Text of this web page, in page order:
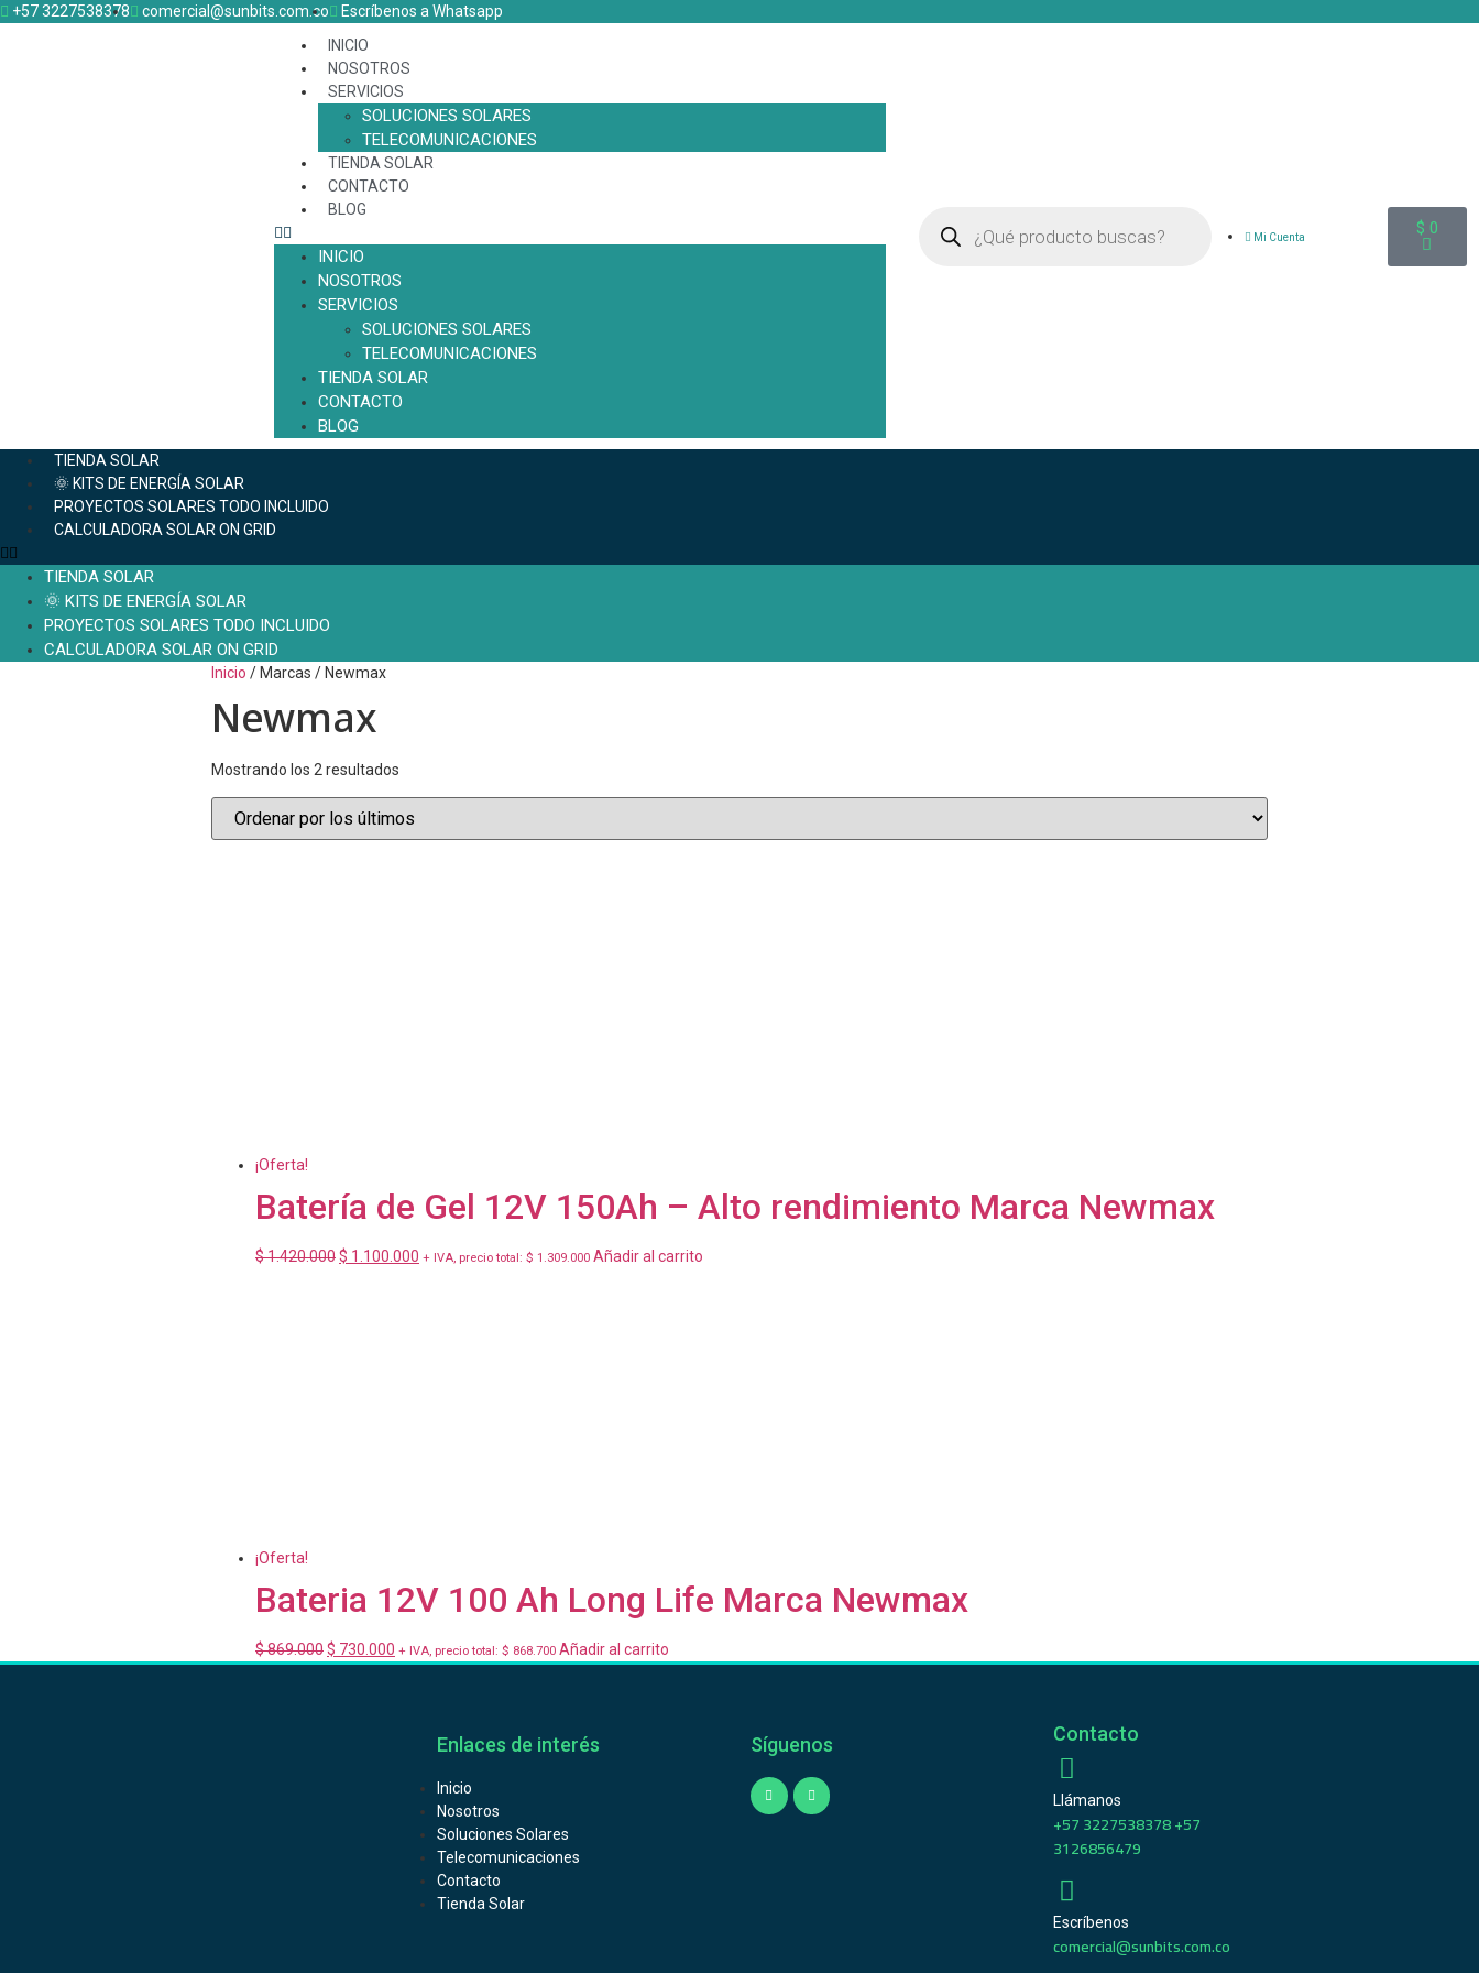
+57 3227538378 comercial@sunbits.com.co
Escríbenos a Whatsapp
INICIO
NOSOTROS
SERVICIOS
SOLUCIONES SOLARES
TELECOMUNICACIONES
TIENDA SOLAR
CONTACTO
BLOG
INICIO
NOSOTROS
SERVICIOS
SOLUCIONES SOLARES
TELECOMUNICACIONES
TIENDA SOLAR
CONTACTO
BLOG
Mi Cuenta $ 0
TIENDA SOLAR
🌞 KITS DE ENERGÍA SOLAR
PROYECTOS SOLARES TODO INCLUIDO
CALCULADORA SOLAR ON GRID
TIENDA SOLAR
🌞 KITS DE ENERGÍA SOLAR
PROYECTOS SOLARES TODO INCLUIDO
CALCULADORA SOLAR ON GRID
Inicio / Marcas / Newmax
Newmax
Mostrando los 2 resultados
¡Oferta!
Batería de Gel 12V 150Ah – Alto rendimiento Marca Newmax
$1.420.000$ 1.100.000 + IVA, precio total: $ 1.309.000 Añadir al carrito
¡Oferta!
Bateria 12V 100 Ah Long Life Marca Newmax
$869.000$ 730.000 + IVA, precio total: $ 868.700 Añadir al carrito
Enlaces de interés
Inicio
Nosotros
Soluciones Solares
Telecomunicaciones
Contacto
Tienda Solar
Síguenos Contacto
Llámanos
+57 3227538378 +57
3126856479
Escríbenos
comercial@sunbits.com.co